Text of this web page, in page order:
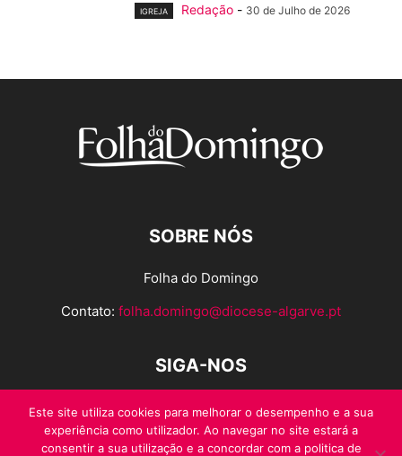
IGREJA Redação - 30 de Julho de 2026
SOBRE NÓS
Folha do Domingo
Contato: folha.domingo@diocese-algarve.pt
SIGA-NOS
Este site utiliza cookies para melhorar o desempenho e a sua
experiência como utilizador. Ao navegar no site estará a
consentir a sua utilização e a concordar com a politica de